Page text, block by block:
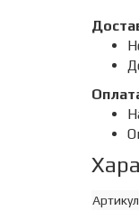
Артикул